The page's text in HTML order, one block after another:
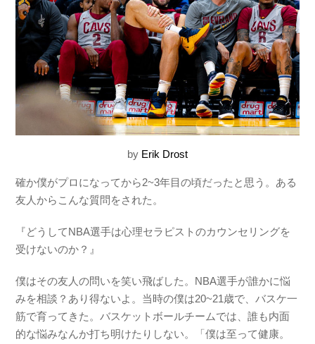
by Erik Drost
確か僕がプロになってから2~3年目の頃だったと思う。ある
友人からこんな質問をされた。
『どうしてNBA選手は心理セラピストのカウンセリングを
受けないのか？』
僕はその友人の問いを笑い飛ばした。NBA選手が誰かに悩
みを相談？あり得ないよ。当時の僕は20~21歳で、バスケ一
筋で育ってきた。バスケットボールチームでは、誰も内面
的な悩みなんか打ち明けたりしない。「僕は至って健康。